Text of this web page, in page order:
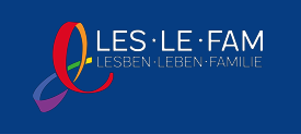
springen